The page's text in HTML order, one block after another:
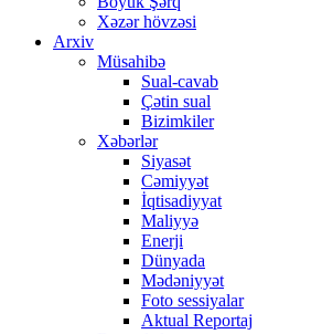
Xəzər hövzəsi
Arxiv
Müsahibə
Sual-cavab
Çətin sual
Bizimkiler
Xəbərlər
Siyasət
Cəmiyyət
İqtisadiyyat
Maliyyə
Enerji
Dünyada
Mədəniyyət
Foto sessiyalar
Aktual Reportaj